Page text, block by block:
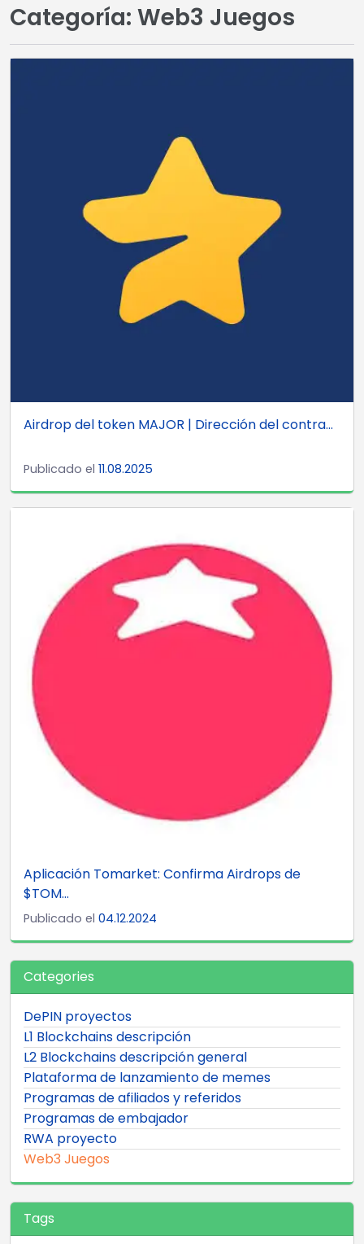
Categoría: Web3 Juegos
Airdrop del token MAJOR | Dirección del contra...
Publicado el 11.08.2025
Aplicación Tomarket: Confirma Airdrops de
$TOM...
Publicado el 04.12.2024
Categories
DePIN proyectos
L1 Blockchains descripción
L2 Blockchains descripción general
Plataforma de lanzamiento de memes
Programas de afiliados y referidos
Programas de embajador
RWA proyecto
Web3 Juegos
Tags